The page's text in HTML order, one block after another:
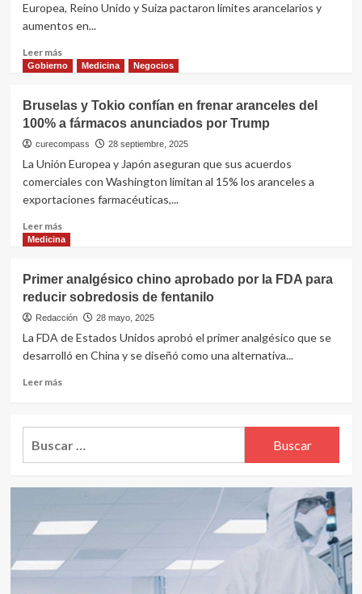
nuevos
fármacos,
cada
euro
genera
€
en
beneficios,
alerta
la
Europea, Reino Unido y Suiza pactaron límites arancelarios y
aumentos en...
Leer másLeer
más
acelera
acuerdos
con
farmacéuticas
mientras
Trump
presiona
tarifas
y
Gobierno Medicina Negocios
Bruselas y Tokio confían en frenar aranceles del
100% a fármacos anunciados por Trump
curecompass 28 septiembre, 2025
La Unión Europea y Japón aseguran que sus acuerdos
comerciales con Washington limitan al 15% los aranceles a
exportaciones farmacéuticas,...
Leer másLeer
más
y
Tokio
confían
en
aranceles
por
Medicina
Primer analgésico chino aprobado por la FDA para
reducir sobredosis de fentanilo
Redacción 28 mayo, 2025
La FDA de Estados Unidos aprobó el primer analgésico que se
desarrolló en China y se diseñó como una alternativa...
Leer másLeer
Primer
analgésico
por
FDA
para
reducir
sobredosis